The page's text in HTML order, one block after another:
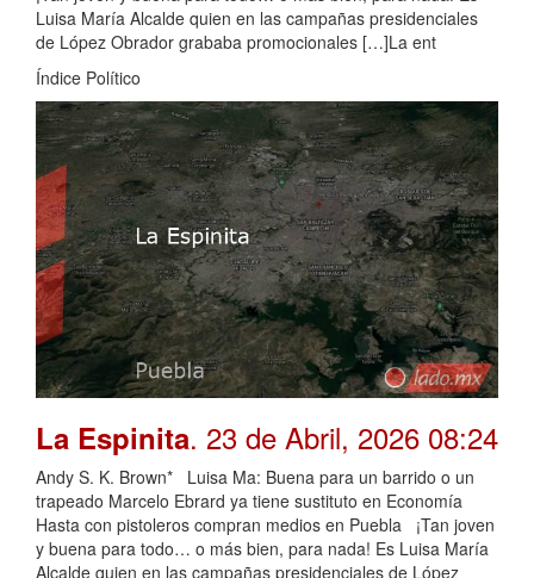
Luisa María Alcalde quien en las campañas presidenciales
de López Obrador grababa promocionales […]La ent
Índice Político
La Espinita. 23 de Abril, 2026 08:24
Andy S. K. Brown* Luisa Ma: Buena para un barrido o un
trapeado Marcelo Ebrard ya tiene sustituto en Economía
Hasta con pistoleros compran medios en Puebla ¡Tan joven
y buena para todo… o más bien, para nada! Es Luisa María
Alcalde quien en las campañas presidenciales de López